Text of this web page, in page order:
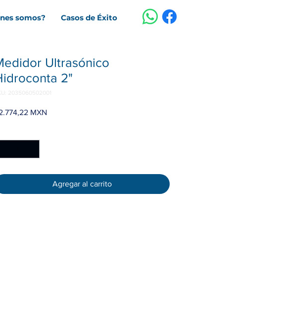
somos? Casos de Éxito
Ultrasónico
2"
2035060502001
MXN
Agregar al carrito